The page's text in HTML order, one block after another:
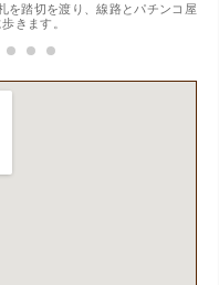
を踏切を渡り、線路とパチンコ屋
きます。